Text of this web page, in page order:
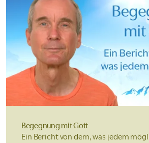
Begegnung mit Gott
Ein Bericht von dem,was jedem